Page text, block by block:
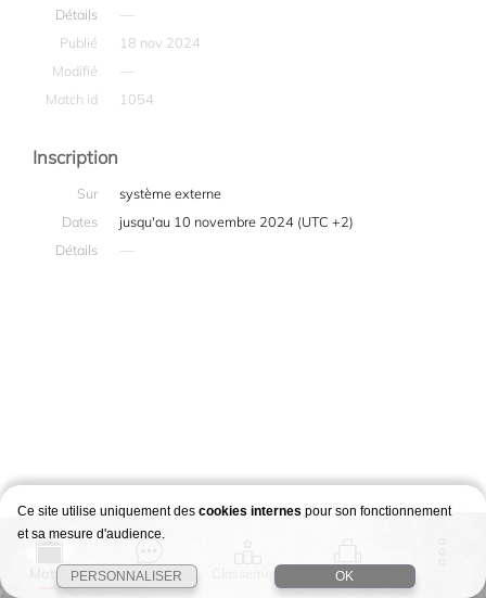
Détails
—
Publié
18 nov 2024
Modifié
—
Match id
1054
Inscription
Sur
système externe
Dates
jusqu'au 10 novembre 2024 (UTC +2)
Détails
—
Match Story Classement Stages
Ce site utilise uniquement des cookies internes pour son fonctionnement
et sa mesure d'audience.
PERSONNALISER OK